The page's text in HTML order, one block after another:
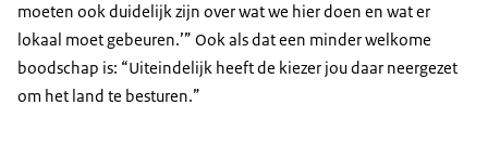
moeten ook duidelijk zijn over wat we hier doen en wat er
lokaal moet gebeuren.’” Ook als dat een minder welkome
boodschap is: “Uiteindelijk heeft de kiezer jou daar neergezet
om het land te besturen.”